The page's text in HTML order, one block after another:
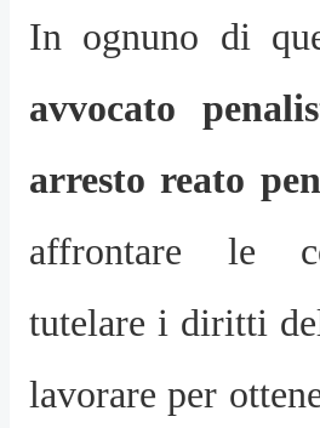
In ognuno di
avvocato
arresto reato
affrontare le
tutelare i diritti
lavorare per